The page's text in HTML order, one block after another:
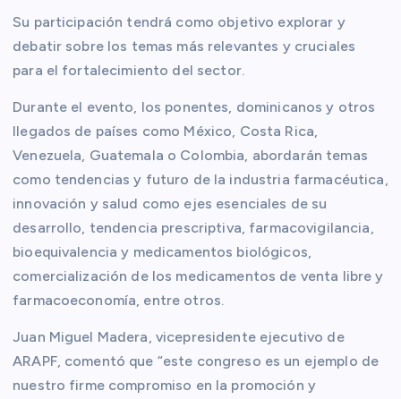
Su participación tendrá como objetivo explorar y
debatir sobre los temas más relevantes y cruciales
para el fortalecimiento del sector.
Durante el evento, los ponentes, dominicanos y otros
llegados de países como México, Costa Rica,
Venezuela, Guatemala o Colombia, abordarán temas
como tendencias y futuro de la industria farmacéutica,
innovación y salud como ejes esenciales de su
desarrollo, tendencia prescriptiva, farmacovigilancia,
bioequivalencia y medicamentos biológicos,
comercialización de los medicamentos de venta libre y
farmacoeconomía, entre otros.
Juan Miguel Madera, vicepresidente ejecutivo de
ARAPF, comentó que “este congreso es un ejemplo de
nuestro firme compromiso en la promoción y